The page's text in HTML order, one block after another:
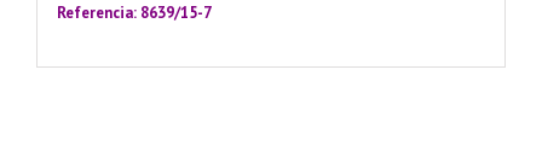
Referencia: 8639/15-7